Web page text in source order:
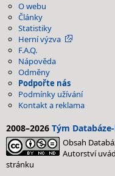
O webu
Články
Statistiky
Herní výzva
F.A.Q.
Nápověda
Odměny
Podpořte nás
Podmínky užívání
Kontakt a reklama
2008–2026 Tým
Obsah
Autorství
stránku